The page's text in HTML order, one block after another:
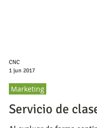
CNC
1 jun 2017